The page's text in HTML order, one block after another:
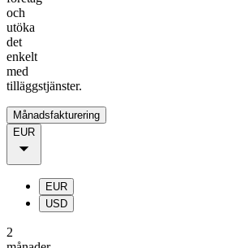
och
utöka
det
enkelt
med
tilläggstjänster.
Månadsfakturering
EUR
EUR
USD
2